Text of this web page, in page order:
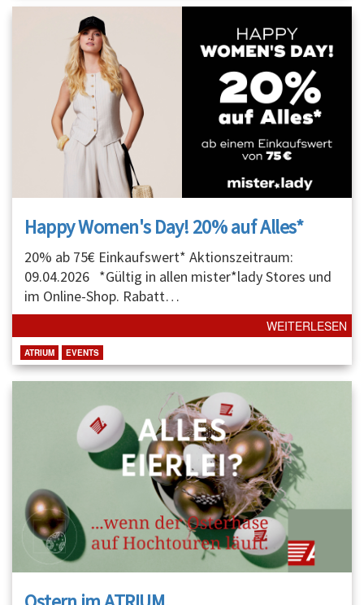
Happy Women's Day! 20% auf Alles*
20% ab 75€ Einkaufswert* Aktionszeitraum:
09.04.2026 *Gültig in allen mister*lady Stores und
im Online-Shop. Rabatt…
WEITERLESEN
ATRIUM EVENTS